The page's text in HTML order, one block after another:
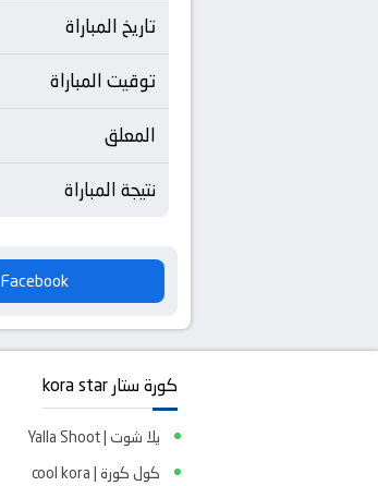
تاريخ المباراة
توقيت المباراة
المعلق
نتيجة المباراة
Facebook
كورة ستار kora star
يلا شوت | Yalla Shoot
كول كورة | cool kora